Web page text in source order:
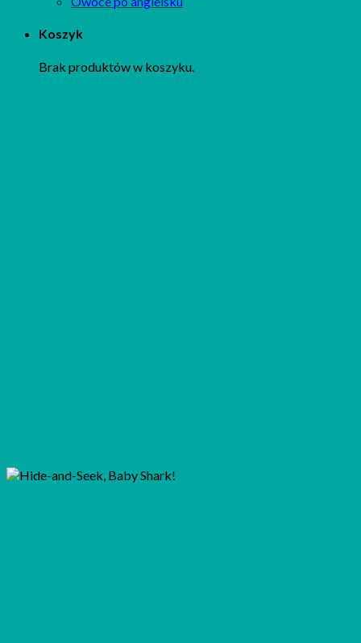
Koszyk
Brak produktów w koszyku.